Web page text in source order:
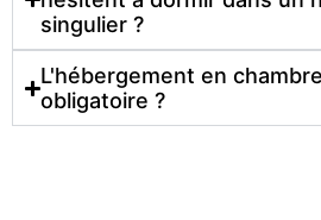
singulier ?
L'hébergement en
obligatoire ?